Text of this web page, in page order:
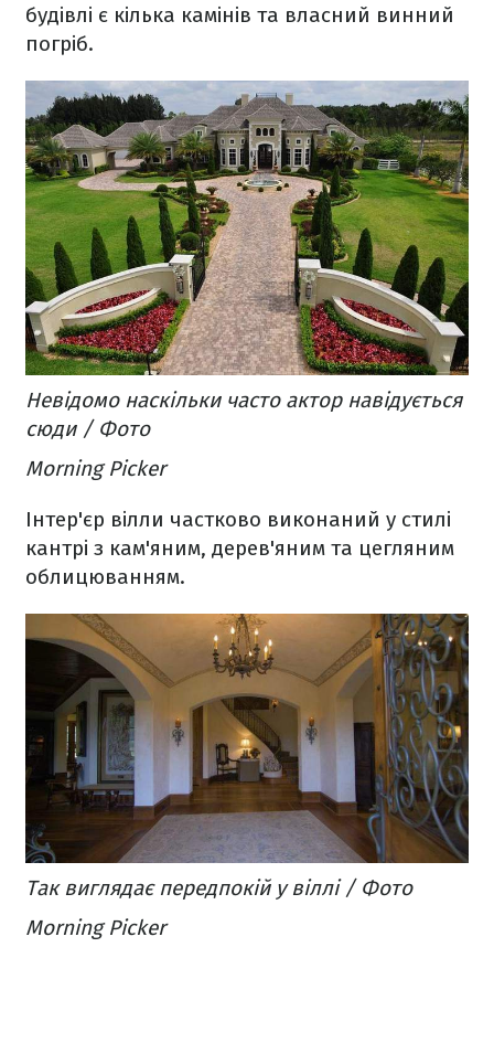
будівлі є кілька камінів та власний винний
погріб.
Невідомо наскільки часто актор навідується
сюди / Фото
Morning Picker
Інтер'єр вілли частково виконаний у стилі
кантрі з кам'яним, дерев'яним та цегляним
облицюванням.
Так виглядає передпокій у віллі / Фото
Morning Picker